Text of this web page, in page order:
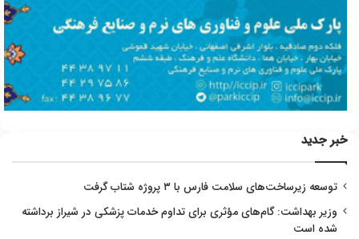
خبر جدید
توسعه زیرساخت‌های سلامت فارس با ۳ پروژه شتاب گرفت
وزیر بهداشت: گام‌های مؤثری برای تداوم خدمات پزشکی در شیراز برداشته
شده است